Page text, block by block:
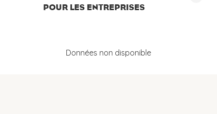
POUR LES ENTREPRISES
Données non disponible